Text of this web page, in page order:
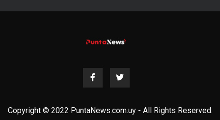
Copyright © 2022 PuntaNews.com.uy - All Rights Reserved.